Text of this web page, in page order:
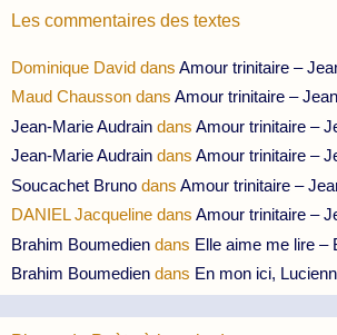
Les commentaires des textes
Dominique David dans Amour trinitaire –
Maud Chausson dans Amour trinitaire –
Jean-Marie Audrain dans Amour trinitaire –
Jean-Marie Audrain dans Amour trinitaire –
Soucachet Bruno dans Amour trinitaire –
DANIEL Jacqueline dans Amour trinitaire –
Brahim Boumedien dans Elle aime me lire –
Brahim Boumedien dans En mon ici,